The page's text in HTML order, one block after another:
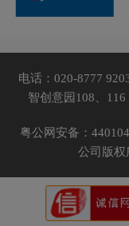
电话：020-8777
智创意园108、116
粤公网安备：
公司版权